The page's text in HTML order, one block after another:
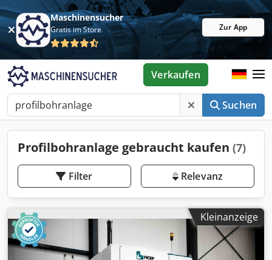
Maschinensucher
Gratis im Store Zur App
Suchen
Verkaufen
Profilbohranlage gebraucht kaufen (7)
Filter Relevanz
Kleinanzeige